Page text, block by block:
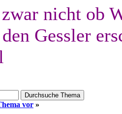
nicht ob
Gessler
vor »